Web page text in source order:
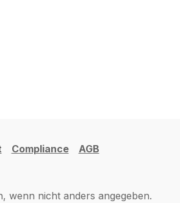
Compliance AGB
wenn nicht anders angegeben.